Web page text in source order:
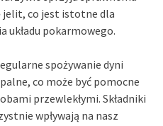
jelit, co jest istotne dla
układu pokarmowego.
spożywanie dyni
co może być pomocne
przewlekłymi. Składniki
wpływają na nasz